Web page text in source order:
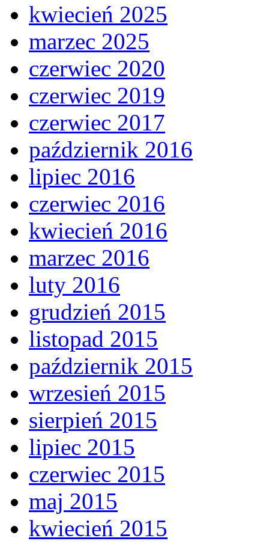
kwiecień 2025
marzec 2025
czerwiec 2020
czerwiec 2019
czerwiec 2017
październik 2016
lipiec 2016
czerwiec 2016
kwiecień 2016
marzec 2016
luty 2016
grudzień 2015
listopad 2015
październik 2015
wrzesień 2015
sierpień 2015
lipiec 2015
czerwiec 2015
maj 2015
kwiecień 2015